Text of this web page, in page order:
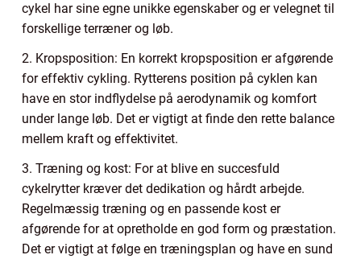
cykel har sine egne unikke egenskaber og er velegnet til
forskellige terræner og løb.
2. Kropsposition: En korrekt kropsposition er afgørende
for effektiv cykling. Rytterens position på cyklen kan
have en stor indflydelse på aerodynamik og komfort
under lange løb. Det er vigtigt at finde den rette balance
mellem kraft og effektivitet.
3. Træning og kost: For at blive en succesfuld
cykelrytter kræver det dedikation og hårdt arbejde.
Regelmæssig træning og en passende kost er
afgørende for at opretholde en god form og præstation.
Det er vigtigt at følge en træningsplan og have en sund